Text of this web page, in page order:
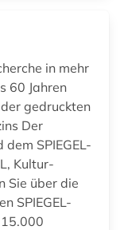
in mehr
60 Jahren
gedruckten
Der
dem SPIEGEL-
Kultur-
Sie über die
SPIEGEL-